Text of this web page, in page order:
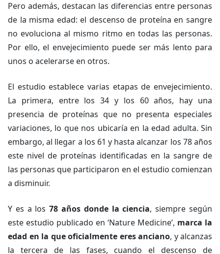
Pero además, destacan las diferencias entre personas
de la misma edad: el descenso de proteína en sangre
no evoluciona al mismo ritmo en todas las personas.
Por ello, el envejecimiento puede ser más lento para
unos o acelerarse en otros.
El estudio establece varias etapas de envejecimiento.
La primera, entre los 34 y los 60 años, hay una
presencia de proteínas que no presenta especiales
variaciones, lo que nos ubicaría en la edad adulta. Sin
embargo, al llegar a los 61 y hasta alcanzar los 78 años
este nivel de proteínas identificadas en la sangre de
las personas que participaron en el estudio comienzan
a disminuir.
Y es a los 78 años donde la ciencia, siempre según
este estudio publicado en ‘Nature Medicine’, marca la
edad en la que oficialmente eres anciano, y alcanzas
la tercera de las fases, cuando el descenso de